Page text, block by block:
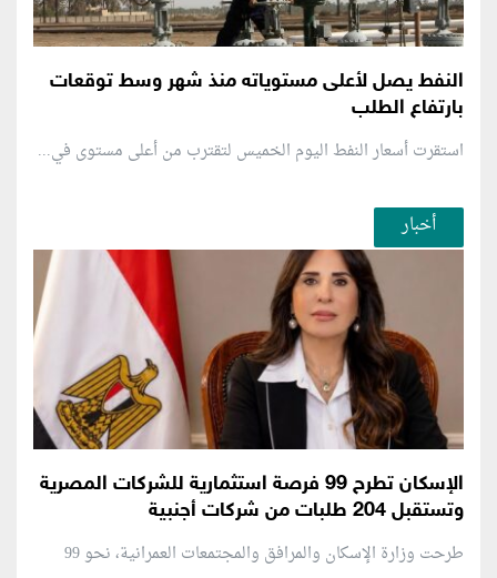
النفط يصل لأعلى مستوياته منذ شهر وسط توقعات
بارتفاع الطلب
استقرت أسعار النفط اليوم الخميس لتقترب من أعلى مستوى في...
أخبار
الإسكان تطرح 99 فرصة استثمارية للشركات المصرية
وتستقبل 204 طلبات من شركات أجنبية
طرحت وزارة الإسكان والمرافق والمجتمعات العمرانية، نحو 99